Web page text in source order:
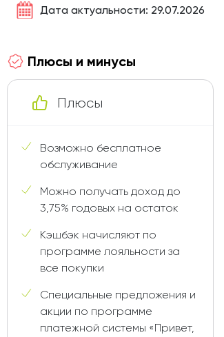
Дата актуальности: 29.07.2026
Плюсы и минусы
Плюсы
Возможно бесплатное
обслуживание
Можно получать доход до
3,75% годовых на остаток
Кэшбэк начисляют по
программе лояльности за
все покупки
Специальные предложения и
акции по программе
платежной системы «Привет,